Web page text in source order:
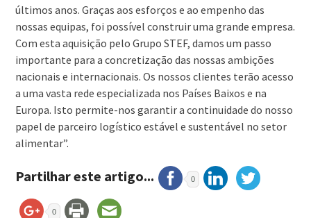
últimos anos. Graças aos esforços e ao empenho das
nossas equipas, foi possível construir uma grande empresa.
Com esta aquisição pelo Grupo STEF, damos um passo
importante para a concretização das nossas ambições
nacionais e internacionais. Os nossos clientes terão acesso
a uma vasta rede especializada nos Países Baixos e na
Europa. Isto permite-nos garantir a continuidade do nosso
papel de parceiro logístico estável e sustentável no setor
alimentar”.
Partilhar este artigo... 0
0